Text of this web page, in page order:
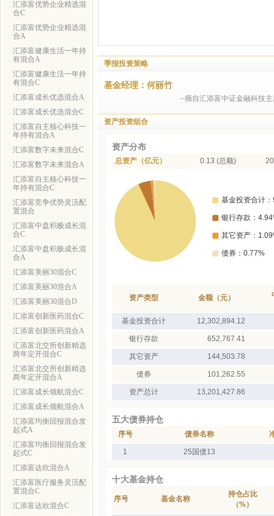
汇添富优势企业精选混
合C
汇添富优势企业精选混
合A
汇添富健康生活一年持
有混合A
汇添富健康生活一年持
有混合C
汇添富成长优选混合A
汇添富成长优选混合C
汇添富自主核心科技一
年持有混合A
汇添富数字未来混合C
汇添富数字未来混合A
汇添富自主核心科技一
年持有混合C
汇添富竞争优势灵活配
置混合
汇添富中盘积极成长混
合C
汇添富中盘积极成长混
合A
汇添富美丽30混合C
汇添富美丽30混合A
汇添富美丽30混合D
汇添富创新医药混合C
汇添富创新医药混合A
汇添富北交所创新精选
两年定开混合C
汇添富北交所创新精选
两年定开混合A
汇添富成长领航混合C
汇添富成长领航混合A
汇添富均衡回报混合发
起式A
汇添富均衡回报混合发
起式C
汇添富达欣混合A
汇添富医疗服务灵活配
置混合C
汇添富达欣混合C
季报投资策略
基金经理：何丽竹
--摘自汇添富中证金融科技
资产投资组合
资产分布
总资产（亿元） 0.13 (总额)
资产类型 金额（元）
基金投资合计 12,302,894.12
银行存款 652,767.41
其它资产 144,503.78
债券 101,262.55
资产总计 13,201,427.86
五大债券持仓
序号 债券名称
1 25国债13
十大基金持仓
序号 基金名称
持仓占比
（%）